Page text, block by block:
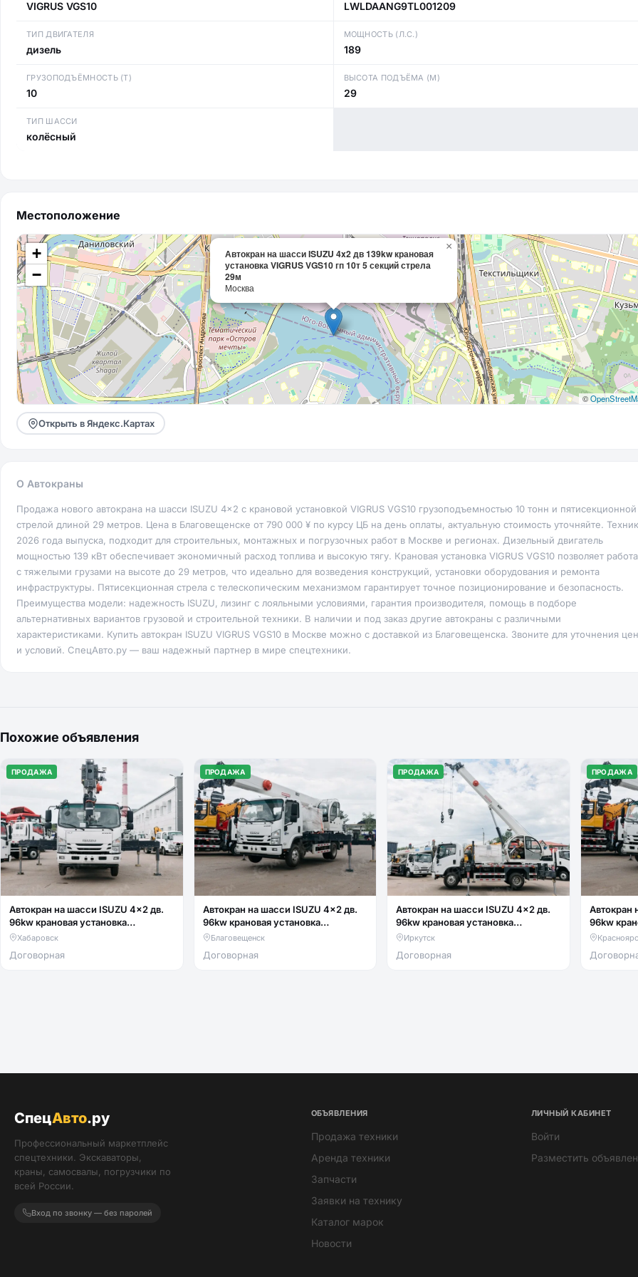
VIGRUS VGS10 LWLDAANG9TL001209
ТИП ДВИГАТЕЛЯ
дизель
МОЩНОСТЬ (Л.С.)
189
ГРУЗОПОДЪЁМНОСТЬ (Т)
10
ВЫСОТА ПОДЪЁМА (М)
29
ТИП ШАССИ
колёсный
Местоположение
Автокран на шасси ISUZU 4x2 дв 139kw крановая
установка VIGRUS VGS10 гп 10т 5 секций стрела
29м
Москва
×
+
−
©
Открыть в Яндекс.Картах
О Автокраны
Продажа нового автокрана на шасси ISUZU 4x2 с крановой установкой VIGRUS VGS10 грузоподъемностью 10 тонн и пятисекционной
стрелой длиной 29 метров. Цена в Благовещенске от 790 000 ¥ по курсу ЦБ на день оплаты, актуальную стоимость уточняйте.
2026 года выпуска, подходит для строительных, монтажных и погрузочных работ в Москве и регионах. Дизельный двигатель
мощностью 139 кВт обеспечивает экономичный расход топлива и высокую тягу. Крановая установка VIGRUS VGS10 позволяет
с тяжелыми грузами на высоте до 29 метров, что идеально для возведения конструкций, установки оборудования и ремонта
инфраструктуры. Пятисекционная стрела с телескопическим механизмом гарантирует точное позиционирование и безопасность.
Преимущества модели: надежность ISUZU, лизинг с лояльными условиями, гарантия производителя, помощь в подборе
альтернативных вариантов грузовой и строительной техники. В наличии и под заказ другие автокраны с различными
характеристиками. Купить автокран ISUZU VIGRUS VGS10 в Москве можно с доставкой из Благовещенска. Звоните для уточнения
и условий. СпецАвто.ру — ваш надежный партнер в мире спецтехники.
Похожие объявления
ПРОДАЖА
Автокран на шасси ISUZU 4x2 дв.
96kw крановая установка
FURUNKANG DZ5T гп 5т люлька
Хабаровск
Договорная
ПРОДАЖА
Автокран на шасси ISUZU 4x2 дв.
96kw крановая установка
FURUNKANG DZ5T гп 5т люлька
Благовещенск
Договорная
ПРОДАЖА
Автокран на шасси ISUZU 4x2 дв.
96kw крановая установка
FURUNKANG DZ5T гп 5т люлька
Иркутск
Договорная
ПРОДАЖА
Автокран
96kw
СпецАвто.ру
Профессиональный маркетплейс
спецтехники. Экскаваторы,
краны, самосвалы, погрузчики по
всей России.
Вход по звонку — без паролей
ОБЪЯВЛЕНИЯ
Продажа техники
Аренда техники
Запчасти
Заявки на технику
Каталог марок
Новости
ЛИЧНЫЙ КАБИНЕТ
Войти
Разместить